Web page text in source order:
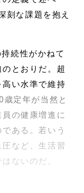
刻な課題を抱え
続性がかねて
とおりだ。超
い水準で維持
定年が当然と
の健康増進に
ある。若いう
など、生活習
ないのだ。